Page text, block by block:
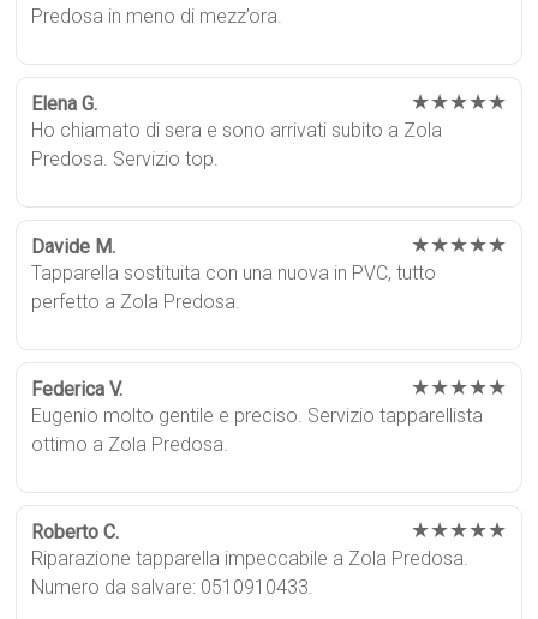
Predosa in meno di mezz’ora.
Elena G. ★★★★★
Ho chiamato di sera e sono arrivati subito a Zola
Predosa. Servizio top.
Davide M. ★★★★★
Tapparella sostituita con una nuova in PVC, tutto
perfetto a Zola Predosa.
Federica V. ★★★★★
Eugenio molto gentile e preciso. Servizio tapparellista
ottimo a Zola Predosa.
Roberto C. ★★★★★
Riparazione tapparella impeccabile a Zola Predosa.
Numero da salvare: 0510910433.